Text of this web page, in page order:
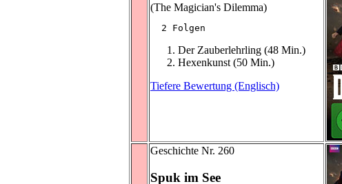
(The Magician's Dilemma)
  2 Folgen
Der Zauberlehrling (48 Min.)
Hexenkunst (50 Min.)
Tiefere Bewertung (Englisch)
Geschichte Nr. 260
Spuk im See